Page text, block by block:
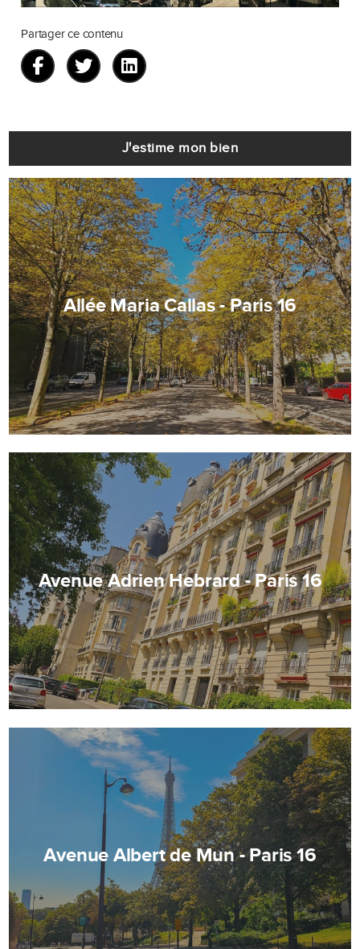
Partager ce contenu
J'estime mon bien
Allée Maria Callas - Paris 16
Avenue Adrien Hebrard - Paris 16
Avenue Albert de Mun - Paris 16